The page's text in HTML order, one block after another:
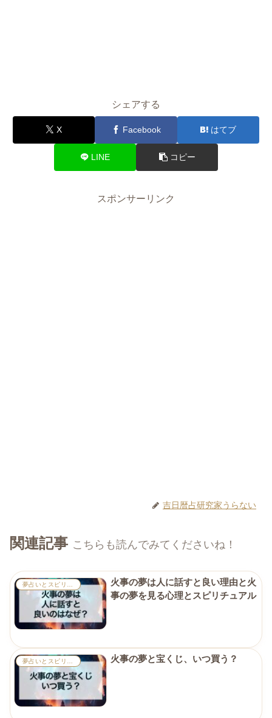
シェアする
X Facebook はてブ
LINE コピー
スポンサーリンク
吉日暦占研究家うらない
関連記事 こちらも読んでみてくださいね！
火事の夢は人に話すと良い理由と火
事の夢を見る心理とスピリチュアル
夢占いとスピリチュアル 火事の夢と宝くじ、いつ買う？